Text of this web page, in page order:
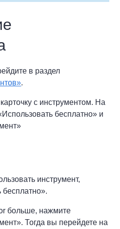
в раздел
.
с инструментом. На
бесплатно» и
инструмент,
больше, нажмите
Тогда вы перейдете на